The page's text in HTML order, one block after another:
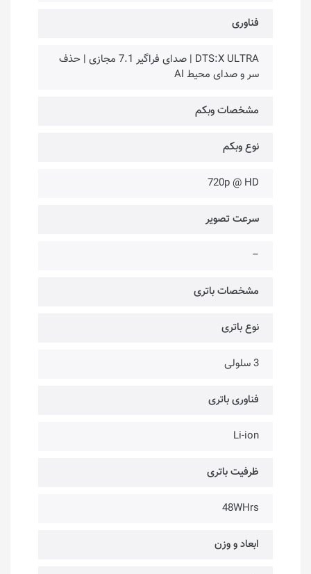
فناوری‌
DTS:X ULTRA | صدای فراگیر 7.1 مجازی | حذف
سر و صدای محیط AI
مشخصات وبکم
نوع وبکم
720p @ HD
سرعت تصویر
–
مشخصات باتری
نوع باتری
3 سلولی
فناوری باتری
Li-ion
ظرفیت باتری
48WHrs
ابعاد و وزن